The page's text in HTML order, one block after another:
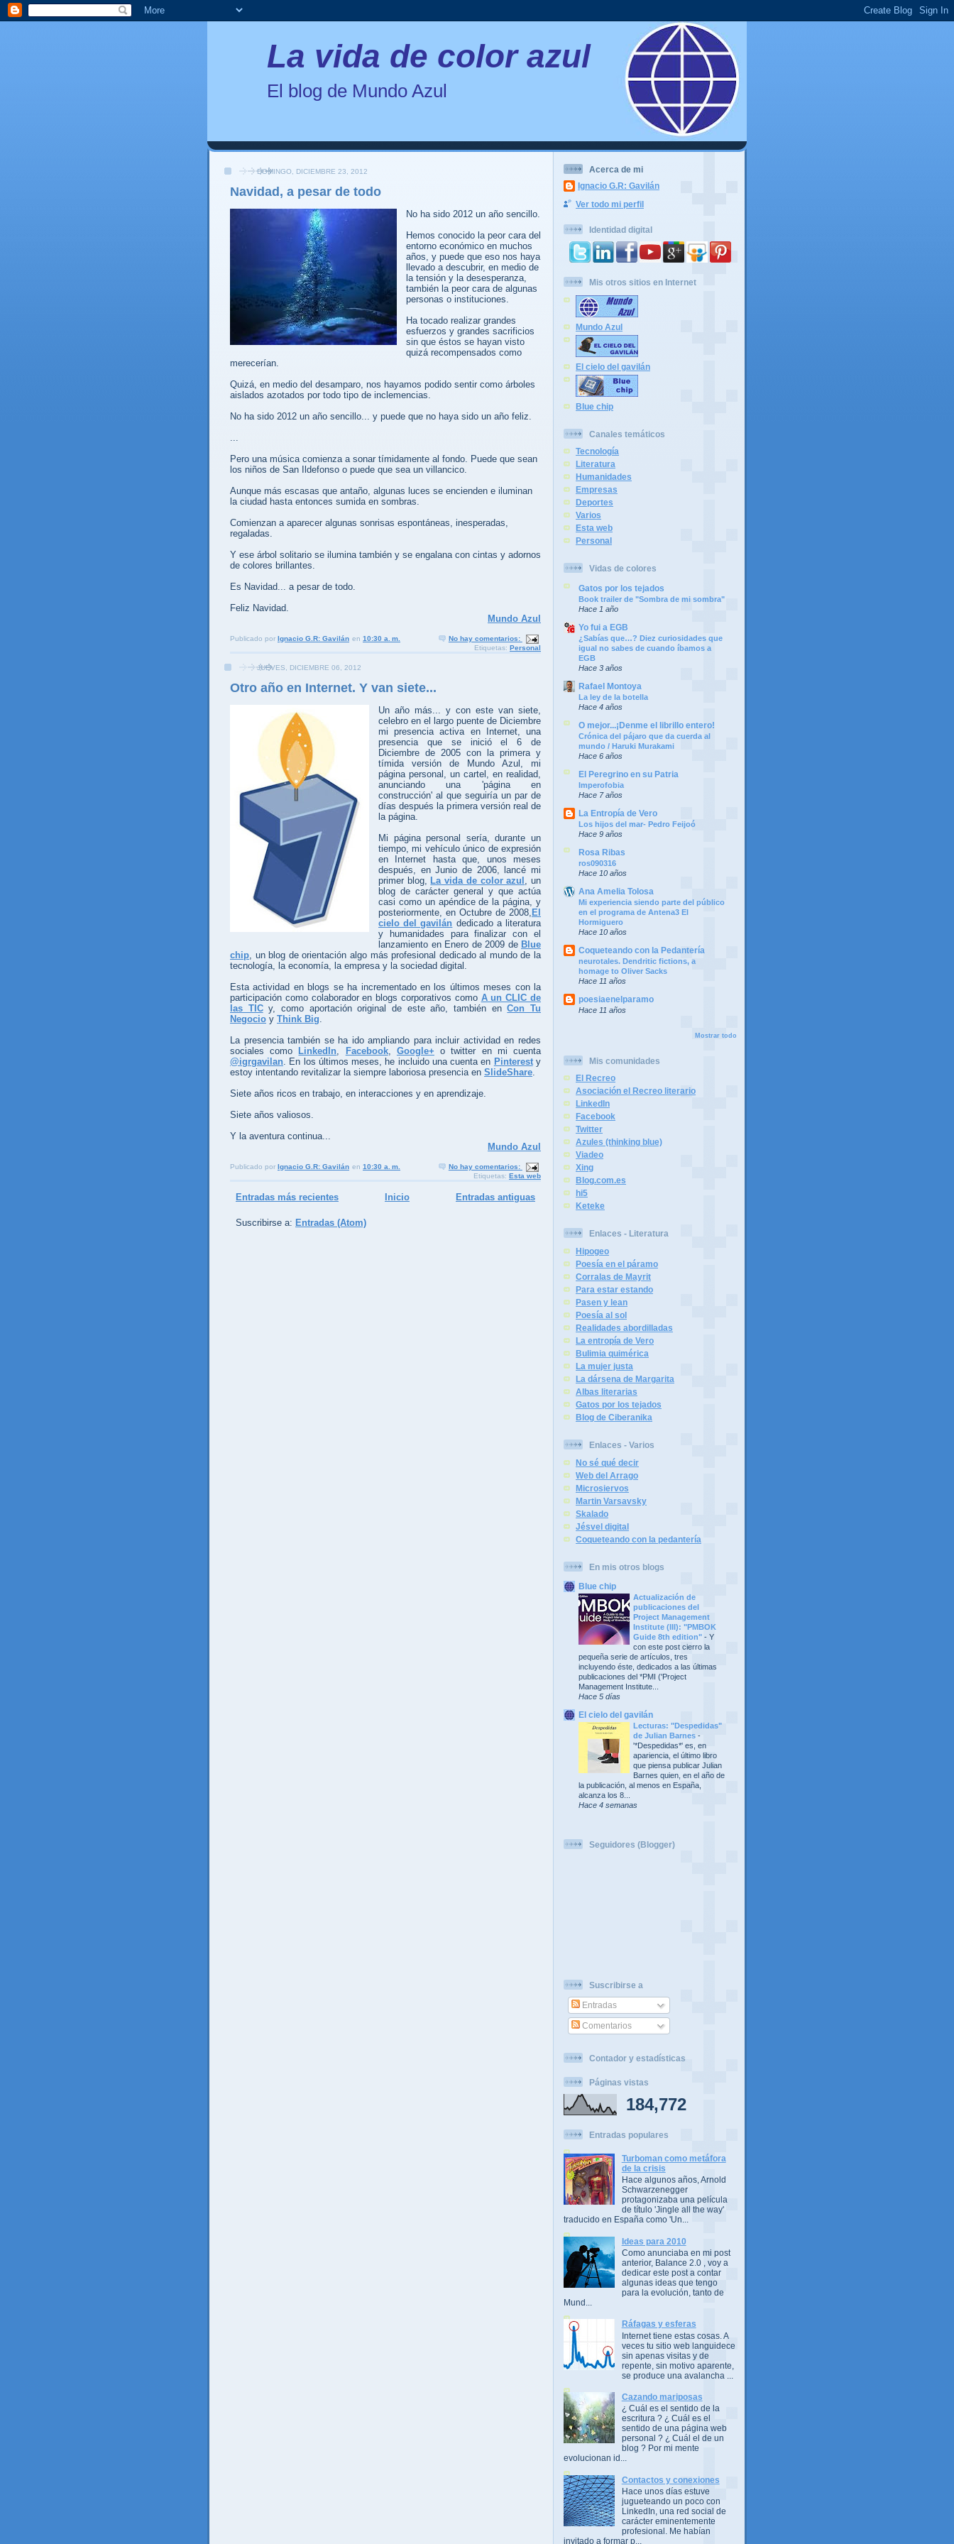
La vida de color azul
El blog de Mundo Azul
DOMINGO, DICIEMBRE 23, 2012
Navidad, a pesar de todo
No ha sido 2012 un año sencillo.
Hemos conocido la peor cara del
entorno económico en muchos
años, y puede que eso nos haya
llevado a descubrir, en medio de
la tensión y la desesperanza,
también la peor cara de algunas
personas o instituciones.
Ha tocado realizar grandes
esfuerzos y grandes sacrificios
sin que éstos se hayan visto
quizá recompensados como
merecerían.
Quizá, en medio del desamparo, nos hayamos podido sentir como árboles
aislados azotados por todo tipo de inclemencias.
No ha sido 2012 un año sencillo... y puede que no haya sido un año feliz.
...
Pero una música comienza a sonar tímidamente al fondo. Puede que sean
los niños de San Ildefonso o puede que sea un villancico.
Aunque más escasas que antaño, algunas luces se encienden e iluminan
la ciudad hasta entonces sumida en sombras.
Comienzan a aparecer algunas sonrisas espontáneas, inesperadas,
regaladas.
Y ese árbol solitario se ilumina también y se engalana con cintas y adornos
de colores brillantes.
Es Navidad... a pesar de todo.
Feliz Navidad.
Mundo Azul
Publicado por Ignacio G.R: Gavilán en 10:30 a. m.
No hay comentarios:
Etiquetas: Personal
JUEVES, DICIEMBRE 06, 2012
Otro año en Internet. Y van siete...
Un año más... y con este van siete,
celebro en el largo puente de Diciembre
mi presencia activa en Internet, una
presencia que se inició el 6 de
Diciembre de 2005 con la primera y
tímida versión de Mundo Azul, mi
página personal, un cartel, en realidad,
anunciando una 'página en
construcción' al que seguiría un par de
días después la primera versión real de
la página.
Mi página personal sería, durante un
tiempo, mi vehículo único de expresión
en Internet hasta que, unos meses
después, en Junio de 2006, lancé mi
primer blog, La vida de color azul , un
blog de carácter general y que actúa
casi como un apéndice de la página, y
posteriormente, en Octubre de 2008, El
cielo del gavilán dedicado a literatura
y humanidades para finalizar con el
lanzamiento en Enero de 2009 de Blue
chip, un blog de orientación algo más profesional dedicado al mundo de la
tecnología, la economía, la empresa y la sociedad digital.
Esta actividad en blogs se ha incrementado en los últimos meses con la
participación como colaborador en blogs corporativos como A un CLIC de
las TICy, como aportación original de este año, también enCon Tu
Negocio y Think Big.
La presencia también se ha ido ampliando para incluir actividad en redes
sociales como
LinkedIn, Facebook, Google+ o twitter en mi cuenta
@igrgavilan. En los últimos meses, he incluido una cuenta en Pinteresty
estoy intentando revitalizar la siempre laboriosa presencia en SlideShare.
Siete años ricos en trabajo, en interacciones y en aprendizaje.
Siete años valiosos.
Y la aventura continua...
Mundo Azul
Publicado por Ignacio G.R: Gavilán en 10:30 a. m.
No hay comentarios:
Etiquetas: Esta web
Entradas más recientes Entradas antiguas
Inicio
Suscribirse a: Entradas (Atom)
Acerca de mi
Ignacio G.R: Gavilán
Ver todo mi perfil
Identidad digital
Mis otros sitios en Internet
Mundo Azul
El cielo del gavilán
Blue chip
Canales temáticos
Tecnología
Literatura
Humanidades
Empresas
Deportes
Varios
Esta web
Personal
Vidas de colores
Gatos por los tejados
Book trailer de "Sombra de mi sombra"
Hace 1 año
Yo fui a EGB
¿Sabías que…? Diez curiosidades que
igual no sabes de cuando íbamos a
EGB
Hace 3 años
Rafael Montoya
La ley de la botella
Hace 4 años
O mejor...¡Denme el librillo entero!
Crónica del pájaro que da cuerda al
mundo / Haruki Murakami
Hace 6 años
El Peregrino en su Patria
Imperofobia
Hace 7 años
La Entropía de Vero
Los hijos del mar- Pedro Feijoó
Hace 9 años
Rosa Ribas
ros090316
Hace 10 años
Ana Amelia Tolosa
Mi experiencia siendo parte del público
en el programa de Antena3 El
Hormiguero
Hace 10 años
Coqueteando con la Pedantería
neurotales. Dendritic fictions, a
homage to Oliver Sacks
Hace 11 años
poesiaenelparamo
Hace 11 años
Mostrar todo
Mis comunidades
El Recreo
Asociación el Recreo literario
LinkedIn
Facebook
Twitter
Azules (thinking blue)
Viadeo
Xing
Blog.com.es
hi5
Keteke
Enlaces - Literatura
Hipogeo
Poesía en el páramo
Corralas de Mayrit
Para estar estando
Pasen y lean
Poesía al sol
Realidades abordilladas
La entropía de Vero
Bulimia quimérica
La mujer justa
La dársena de Margarita
Albas literarias
Gatos por los tejados
Blog de Ciberanika
Enlaces - Varios
No sé qué decir
Web del Arrago
Microsiervos
Martin Varsavsky
Skalado
Jésvel digital
Coqueteando con la pedantería
En mis otros blogs
Blue chip
Actualización de
publicaciones del
Project Management
Institute (III): "PMBOK
Guide 8th edition" - Y
con este post cierro la
pequeña serie de artículos, tres
incluyendo éste, dedicados a las últimas
publicaciones del *PMI ('Project
Management Institute...
Hace 5 días
El cielo del gavilán
Lecturas: "Despedidas"
de Julian Barnes -
'*Despedidas*' es, en
apariencia, el último libro
que piensa publicar Julian
Barnes quien, en el año de
la publicación, al menos en España,
alcanza los 8...
Hace 4 semanas
Seguidores (Blogger)
Suscribirse a
Entradas
Comentarios
Contador y estadísticas
Páginas vistas
184,772
Entradas populares
Turboman como metáfora
de la crisis
Hace algunos años, Arnold
Schwarzenegger
protagonizaba una película
de título 'Jingle all the way'
traducido en España como 'Un...
Ideas para 2010
Como anunciaba en mi post
anterior, Balance 2.0 , voy a
dedicar este post a contar
algunas ideas que tengo
para la evolución, tanto de
Mund...
Ráfagas y esferas
Internet tiene estas cosas. A
veces tu sitio web languidece
sin apenas visitas y de
repente, sin motivo aparente,
se produce una avalancha ...
Cazando mariposas
¿ Cuál es el sentido de la
escritura ? ¿ Cuál es el
sentido de una página web
personal ? ¿ Cuál el de un
blog ? Por mi mente
evolucionan id...
Contactos y conexiones
Hace unos días estuve
jugueteando un poco con
LinkedIn, una red social de
carácter eminentemente
profesional. Me habían
invitado a formar p...